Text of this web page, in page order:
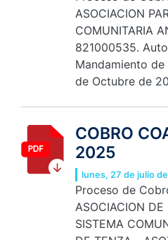
ASOCIACION
COMUNITARIA
821000535.
Mandamiento
de Octubre de
COBRO
2025
lunes, 27 de julio
Proceso de
ASOCIACION DE
SISTEMA